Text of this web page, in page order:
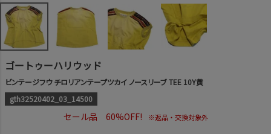
ゴートゥーハリウッド
ビンテージフウ チロリアンテープツカイ ノースリーブ TEE 10Y黄
gth32520402_03_14500
セール品 60%OFF! ※返品・交換対象外